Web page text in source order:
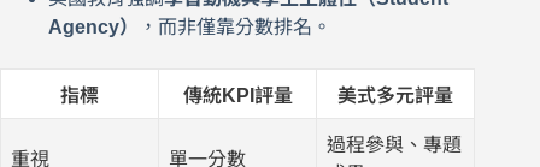
Agency）
，而非僅靠分數排名。
指標 傳統KPI評量 美式多元評量
重視 單一分數
過程參與、專題